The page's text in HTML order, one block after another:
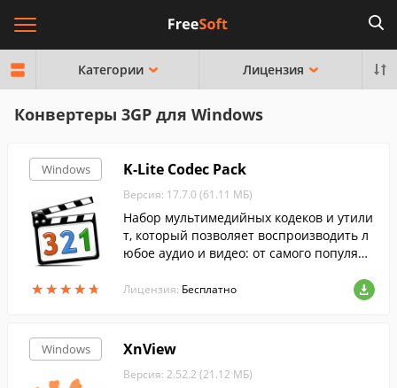
Категории Лицензия
Конвертеры 3GP для Windows
Windows
★★★★★
★★★★★
K-Lite Codec Pack
Версия: 17.7.0 (61.11 МБ)
Набор мультимедийных кодеков и утили
т, который позволяет воспроизводить л
юбое аудио и видео: от самого популярн
Лицензия: Бесплатно
Windows XnView
Версия: 2.52.2 (21.12 МБ)